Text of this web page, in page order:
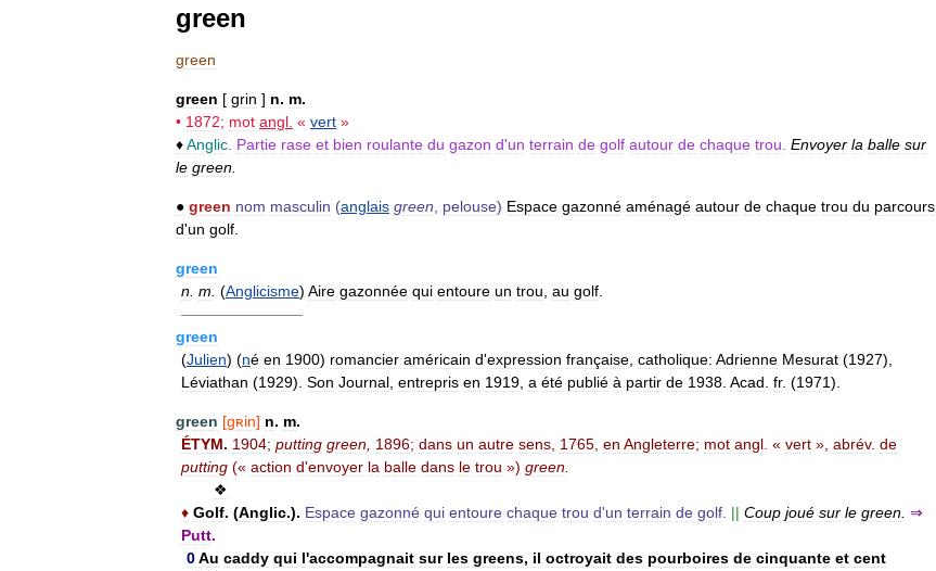
green
green
green [ grin ] n. m.
• 1872; mot angl « vert »
♦Anglic Partie rase et bien roulante du gazon d'un terrain de golf autour de chaque trou Envoyer la balle sur
le green
● green nom masculin (anglais green pelouse) Espace gazonné aménagé autour de chaque trou du parcours
d'un golf
green
n m (Anglicisme) Aire gazonnée qui entoure un trou au golf
————————
green
(Julien) (né en 1900) romancier américain d'expression française catholique: Adrienne Mesurat (1927),
Léviathan (1929). Son Journal entrepris en 1919 a été publié à partir de 1938 Acad fr. (1971).
green [gʀin] n. m.
ÉTYM. 1904; putting green 1896; dans un autre sens 1765 en Angleterre; mot angl . « vert », abrév. de
putting (« action d'envoyer la balle dans le trou ») green
❖
♦ Golf. (Anglic.). Espace gazonné qui entoure chaque trou d'un terrain de golf || Coup joué sur le green ⇒
Putt.
0Au caddy qui l'accompagnait sur les greens, il octroyait des pourboires de cinquante et cent